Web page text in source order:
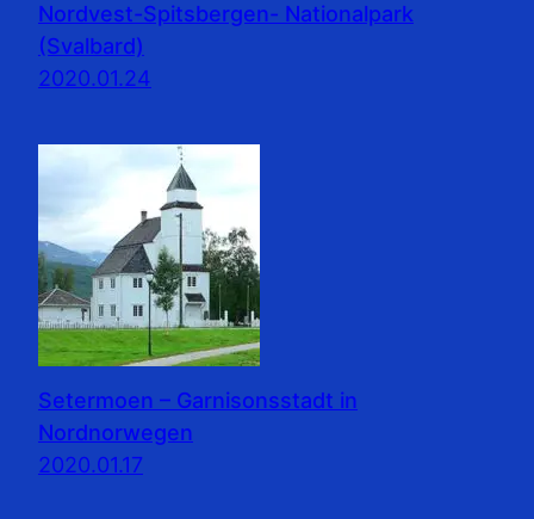
Nordvest-Spitsbergen- Nationalpark
(Svalbard)
2020.01.24
Setermoen – Garnisonsstadt in
Nordnorwegen
2020.01.17